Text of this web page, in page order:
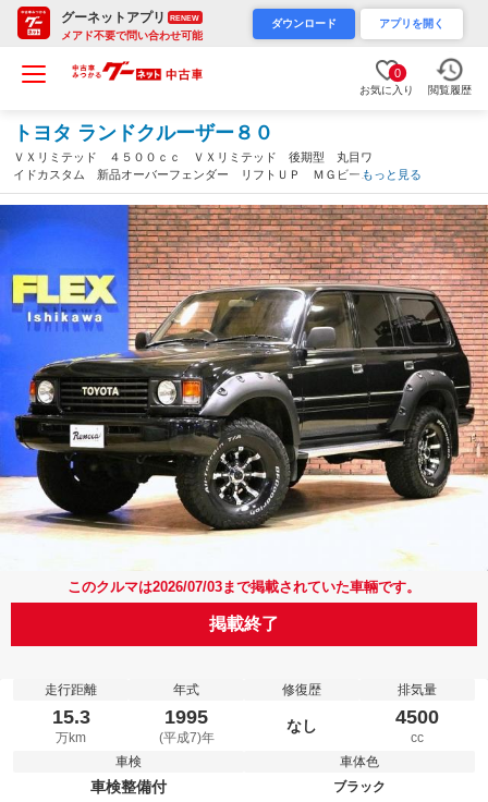
グーネットアプリ RENEW
メアド不要で問い合わせ可能
ダウンロード アプリを開く
0
お気に入り 閲覧履歴
トヨタ ランドクルーザー８０
ＶＸリミテッド ４５００ｃｃ ＶＸリミテッド 後期型 丸目ワ
イドカスタム 新品オーバーフェンダー リフトＵＰ ＭＧビース
ト ＢＦグッドリッチＡＴタイヤ ガナドールマフラー バックカ
メラ ブラックオールペイント済み（石川県）
もっと見る
このクルマは2026/07/03まで掲載されていた車輛です。
掲載終了
走行距離
15.3
万km
年式
1995
(平成7)年
修復歴
なし
排気量
4500
cc
車検
車検整備付
車体色
ブラック